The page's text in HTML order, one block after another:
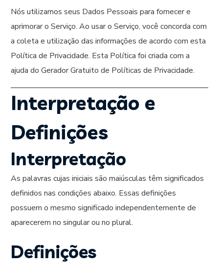
Nós utilizamos seus Dados Pessoais para fornecer e
aprimorar o Serviço. Ao usar o Serviço, você concorda com
a coleta e utilização das informações de acordo com esta
Política de Privacidade. Esta Política foi criada com a
ajuda do Gerador Gratuito de Políticas de Privacidade.
Interpretação e
Definições
Interpretação
As palavras cujas iniciais são maiúsculas têm significados
definidos nas condições abaixo. Essas definições
possuem o mesmo significado independentemente de
aparecerem no singular ou no plural.
Definições